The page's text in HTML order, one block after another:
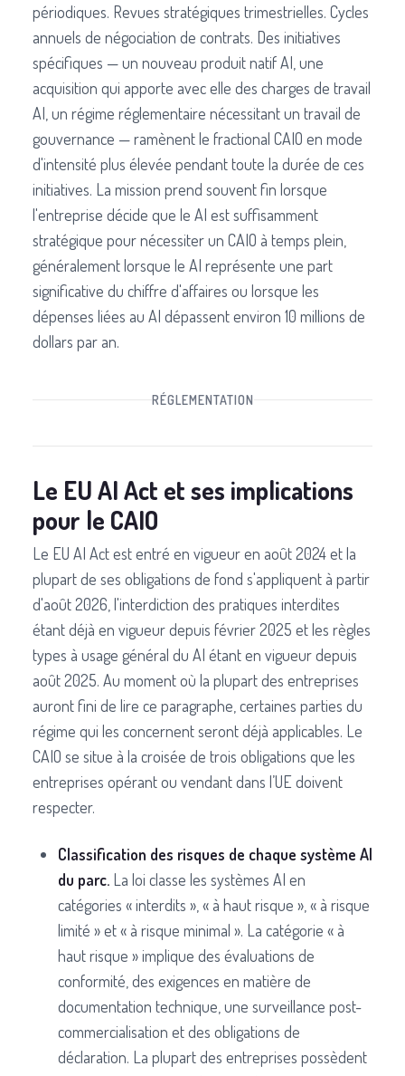
périodiques. Revues stratégiques trimestrielles. Cycles
annuels de négociation de contrats. Des initiatives
spécifiques — un nouveau produit natif AI, une
acquisition qui apporte avec elle des charges de travail
AI, un régime réglementaire nécessitant un travail de
gouvernance — ramènent le fractional CAIO en mode
d'intensité plus élevée pendant toute la durée de ces
initiatives. La mission prend souvent fin lorsque
l'entreprise décide que le AI est suffisamment
stratégique pour nécessiter un CAIO à temps plein,
généralement lorsque le AI représente une part
significative du chiffre d'affaires ou lorsque les
dépenses liées au AI dépassent environ 10 millions de
dollars par an.
RÉGLEMENTATION
Le EU AI Act et ses implications
pour le CAIO
Le EU AI Act est entré en vigueur en août 2024 et la
plupart de ses obligations de fond s'appliquent à partir
d'août 2026, l'interdiction des pratiques interdites
étant déjà en vigueur depuis février 2025 et les règles
types à usage général du AI étant en vigueur depuis
août 2025. Au moment où la plupart des entreprises
auront fini de lire ce paragraphe, certaines parties du
régime qui les concernent seront déjà applicables. Le
CAIO se situe à la croisée de trois obligations que les
entreprises opérant ou vendant dans l’UE doivent
respecter.
Classification des risques de chaque système AI
du parc. La loi classe les systèmes AI en
catégories « interdits », « à haut risque », « à risque
limité » et « à risque minimal ». La catégorie « à
haut risque » implique des évaluations de
conformité, des exigences en matière de
documentation technique, une surveillance post-
commercialisation et des obligations de
déclaration. La plupart des entreprises possèdent